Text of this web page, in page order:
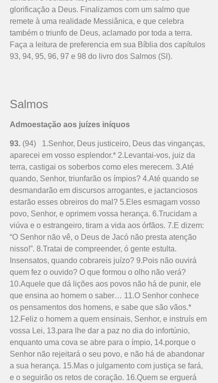
glorificação a Deus. Finalizamos com um salmo que
remete à uma realidade Messiânica, e que celebra
também o triunfo de Deus, aclamado por toda a terra.
Faça a leitura de preferencia em sua Bíblia dos capítulos
93, 94, 95, 96, 97 e 98 do livro dos Salmos (Sl).
Salmos
Admoestação aos juízes iníquos
93. (94) 1.Senhor, Deus justiceiro, Deus das vinganças,
aparecei em vosso esplendor.* 2.Levantai-vos, juiz da
terra, castigai os soberbos como eles merecem. 3.Até
quando, Senhor, triunfarão os ímpios? 4.Até quando se
desmandarão em discursos arrogantes, e jactanciosos
estarão esses obreiros do mal? 5.Eles esmagam vosso
povo, Senhor, e oprimem vossa herança. 6.Trucidam a
viúva e o estrangeiro, tiram a vida aos órfãos. 7.E dizem:
“O Senhor não vê, o Deus de Jacó não presta atenção
nisso!”. 8.Tratai de compreender, ó gente estulta.
Insensatos, quando cobrareis juízo? 9.Pois não ouvirá
quem fez o ouvido? O que formou o olho não verá?
10.Aquele que dá lições aos povos não há de punir, ele
que ensina ao homem o saber… 11.O Senhor conhece
os pensamentos dos homens, e sabe que são vãos.*
12.Feliz o homem a quem ensinais, Senhor, e instruís em
vossa Lei, 13.para lhe dar a paz no dia do infortúnio,
enquanto uma cova se abre para o ímpio, 14.porque o
Senhor não rejeitará o seu povo, e não há de abandonar
a sua herança. 15.Mas o julgamento com justiça se fará,
e o seguirão os retos de coração. 16.Quem se erguerá